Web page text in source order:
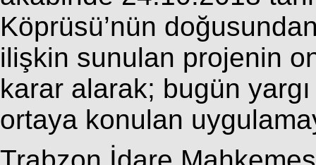
Köprüsü’nün
ilişkin sunulan projenin
karar alarak; bugün yargı
ortaya konulan